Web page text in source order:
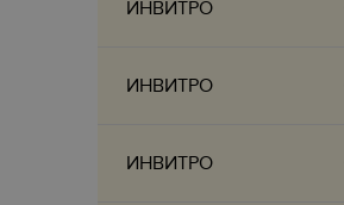
ИНВИТРО
ИНВИТРО
ИНВИТРО